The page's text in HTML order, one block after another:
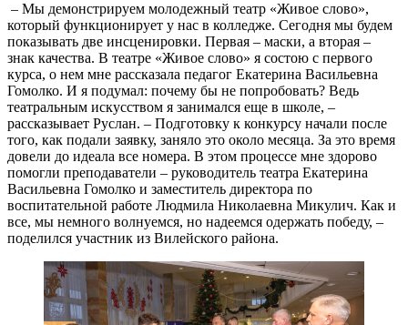
– Мы демонстрируем молодежный театр «Живое слово»,
который функционирует у нас в колледже. Сегодня мы будем
показывать две инсценировки. Первая – маски, а вторая –
знак качества. В театре «Живое слово» я состою с первого
курса, о нем мне рассказала педагог Екатерина Васильевна
Гомолко. И я подумал: почему бы не попробовать? Ведь
театральным искусством я занимался еще в школе, –
рассказывает Руслан. – Подготовку к конкурсу начали после
того, как подали заявку, заняло это около месяца. За это время
довели до идеала все номера. В этом процессе мне здорово
помогли преподаватели – руководитель театра Екатерина
Васильевна Гомолко и заместитель директора по
воспитательной работе Людмила Николаевна Микулич. Как и
все, мы немного волнуемся, но надеемся одержать победу, –
поделился участник из Вилейского района.